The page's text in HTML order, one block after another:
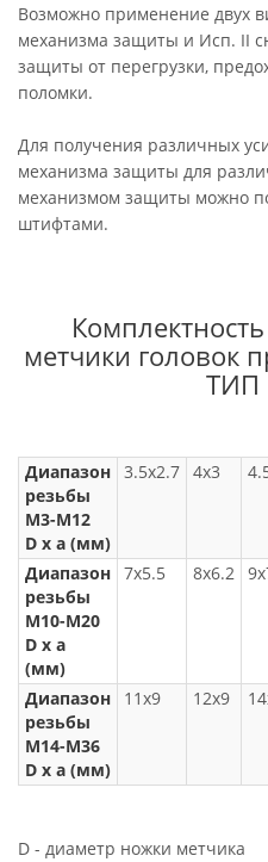
Возможно применение двух
механизма защиты и Исп. II
защиты от перегрузки,
поломки.
Для получения различных
механизма защиты для
механизмом защиты можно
штифтами.
метчики головок
ТИП
Диапазон
резьбы
M3-M12
D x a (мм)
3.5x2.7 4x3
Диапазон
резьбы
M10-M20
D x a
(мм)
7x5.5 8x6.2
Диапазон
резьбы
M14-M36
D x a (мм)
11x9 12x9
D - диаметр ножки метчика